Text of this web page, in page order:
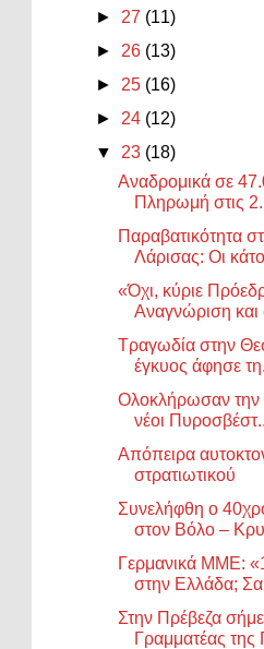
► 27 (11)
► 26 (13)
► 25 (16)
► 24 (12)
▼ 23 (18)
Αναδρομικά σε
Πληρωμή στις
Παραβατικότητα
Λάρισας: Οι
«Όχι, κύριε
Αναγνώριση
Τραγωδία στην
έγκυος άφησε
Ολοκλήρωσαν την
νέοι
Απόπειρα
στρατιωτικού
Συνελήφθη ο
στον Βόλο –
Γερμανικά ΜΜΕ:
στην Ελλάδα;
Στην Πρέβεζα
Γραμματέας